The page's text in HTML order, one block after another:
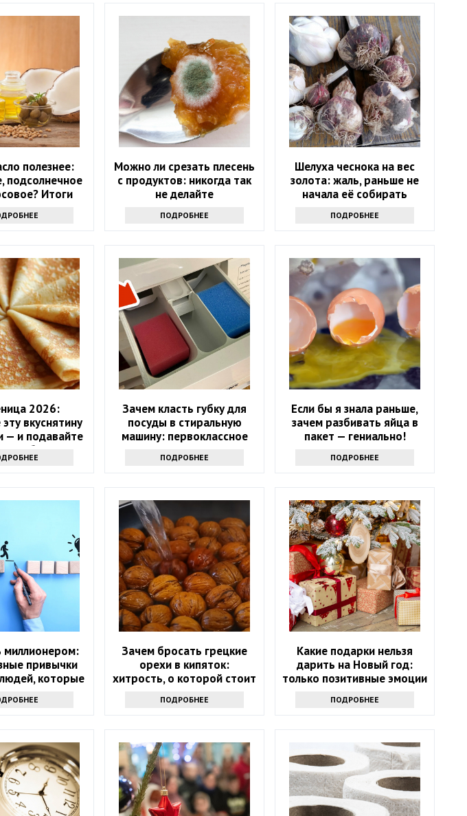
полезнее:
подсолнечное
Итоги
Можно ли срезать плесень
с продуктов: никогда так
не делайте
ПОДРОБНЕЕ
Шелуха чеснока на вес
золота: жаль, раньше не
начала её собирать
ПОДРОБНЕЕ
2026:
вкуснятину
— и подавайте
блюдо
Зачем класть губку для
посуды в стиральную
машину: первоклассное
ПОДРОБНЕЕ
Если бы я знала раньше,
зачем разбивать яйца в
пакет — гениально!
ПОДРОБНЕЕ
миллионером:
привычки
которые
Зачем бросать грецкие
орехи в кипяток:
хитрость, о которой стоит
ПОДРОБНЕЕ
Какие подарки нельзя
дарить на Новый год:
только позитивные эмоции
ПОДРОБНЕЕ